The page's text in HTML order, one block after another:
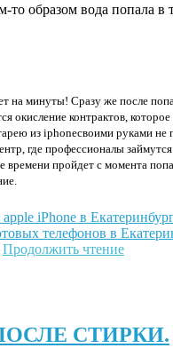
то образом вода попала в
на минуты! Сразу же после
окисление контрактов,
из iphoneсвоими руками не
где профессионалы
времени пройдет с момента
iPhone в
телефонов в
Продолжить чтение
СТИРКИ.